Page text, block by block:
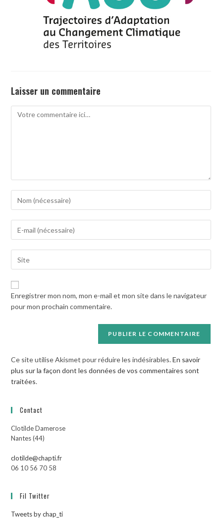
Laisser un commentaire
Comment
your
username
to
comment
your
address
to
comment
l’URL
votre
site
(facultatif)
Enregistrer mon nom, mon e-mail et mon site dans le navigateur
pour mon prochain commentaire.
Ce site utilise Akismet pour réduire les indésirables.En savoir
plus sur la façon dont les données de vos commentaires sont
traitées.
Contact
Clotilde Damerose
Nantes (44)
clotilde@chapti.fr
06 10 56 70 58
Fil Twitter
Tweets by chap_ti